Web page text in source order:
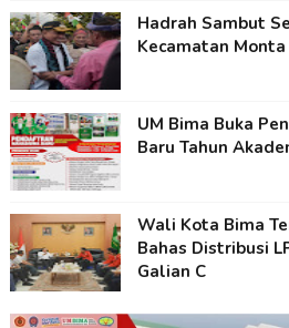
Hadrah Sambut
Kecamatan Monta
UM Bima Buka
Baru Tahun
Wali Kota Bima
Bahas Distribusi
Galian C